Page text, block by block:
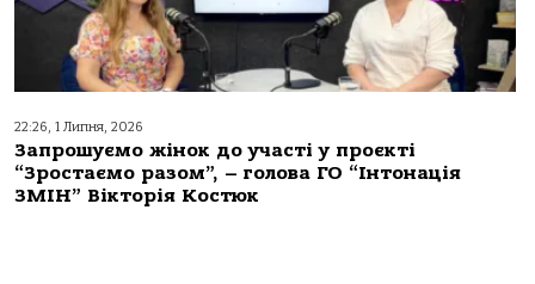
22:26, 1 Липня, 2026
Запрошуємо жінок до участі у проєкті
“Зростаємо разом”, – голова ГО “Інтонація
ЗМІН” Вікторія Костюк